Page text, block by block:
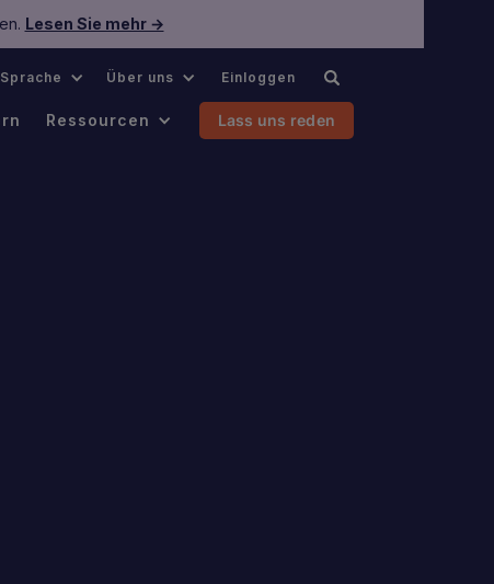
Lesen Sie mehr →
Sprache Über uns Einloggen
Ressourcen Lass uns reden